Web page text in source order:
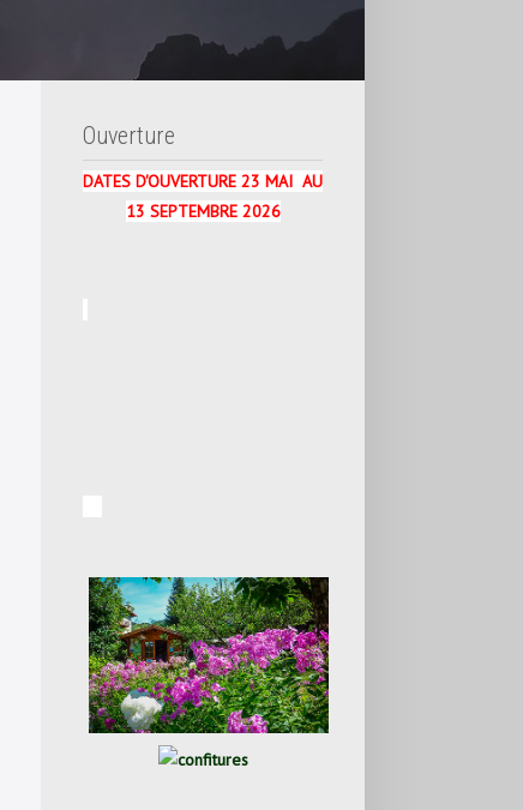
Ouverture
DATES D'OUVERTURE 23 MAI AU
13 SEPTEMBRE 2026